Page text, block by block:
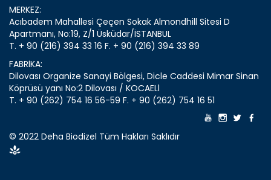
MERKEZ:
Acıbadem Mahallesi Çeçen Sokak Almondhill Sitesi D
Apartmanı, No:19, Z/1 Üsküdar/İSTANBUL
T. + 90 (216) 394 33 16 F. + 90 (216) 394 33 89
FABRİKA:
Dilovası Organize Sanayi Bölgesi, Dicle Caddesi Mimar Sinan
Köprüsü yanı No:2 Dilovası / KOCAELİ
T. + 90 (262) 754 16 56-59 F. + 90 (262) 754 16 51
© 2022 Deha Biodizel Tüm Hakları Saklıdır